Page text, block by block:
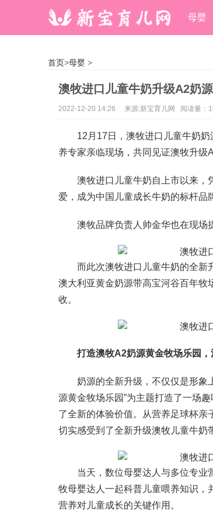
母婴
首页>母婴 >
澳牧进口儿童牛奶升级A2奶
2022-12-20 14:26 来源:新宝育儿网 阅读量：
12月17日，澳牧进口儿童牛奶
养专家亲临现场，共同见证澳牧升级
澳牧进口儿童牛奶自上市以来，
爱，成为中国儿童成长牛奶的标杆品
澳牧品牌负责人帅金华也在现场
而此次澳牧进口儿童牛奶的全新
澳大利亚黄金奶源带高宝河谷百年牧
收。
打造澳牧A2奶源黄金牧场乐园，
奶源的全新升级，不仅仅是形象
源黄金牧场乐园”为主题打造了一场
了全新的体验价值。从营养足球杯
切实感受到了全新升级澳牧儿童牛奶
当天，数位母婴达人与多位专业
牧母婴达人一起科普儿童喂养知识，
营养对儿童成长的关键作用。